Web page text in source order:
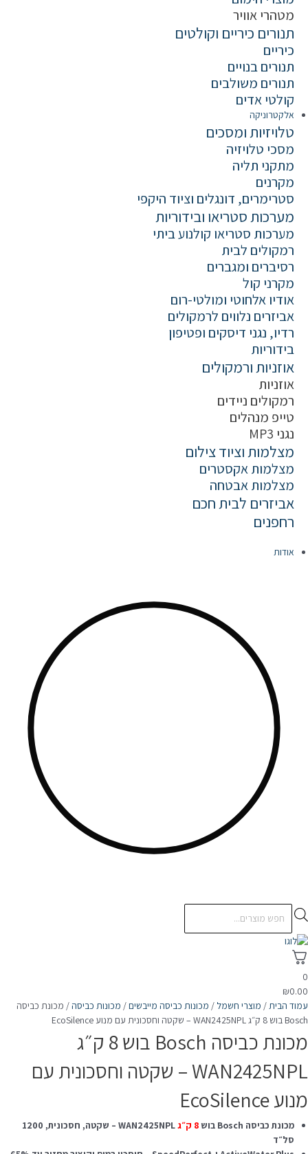
מטהרי אוויר
תנורים כיריים וקולטים
כיריים
תנורים בנויים
תנורים משולבים
קולטי אדים
אלקטרוניקה
טלויזיות ומסכים
מסכי טלויזיה
מתקני תליה
מקרנים
סטרימרים, דונגלים וציוד היקפי
מערכות סטריאו ובידוריות
מערכות סטריאו קולנוע ביתי
רמקולים לבית
רסיברים ומגברים
מקרני קול
אודיו אלחוטי ומולטי-רום
אביזרים נלווים לרמקולים
רדיו, נגני דיסקים ופטיפון
בידוריות
אוזניות ורמקולים
אוזניות
רמקולים ניידים
טייפ מנהלים
נגני MP3
מצלמות וציוד צילום
מצלמות אקסטרים
מצלמות אבטחה
אביזרים לבית חכם
רחפנים
אודות
search
0
₪0.00
עמוד הבית/ מוצרי חשמל / מכונות כביסה מייבשים/ מכונות כביסה/ מכונת כביסה
Bosch בוש 8 ק״ג WAN2425NPL – שקטה וחסכונית עם מנוע EcoSilence
מכונת כביסה Bosch בוש 8 ק״ג
WAN2425NPL – שקטה וחסכונית עם
מנוע EcoSilence
מכונת כביסה Bosch בוש
WAN2425NPL – שקטה, חסכונית, 1200
סל״ד